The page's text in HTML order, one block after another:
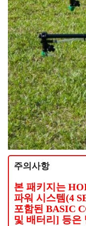
주의사항
본 패키지는
파워 시스템(4
포함된 BASIC
및 배터리] 등은